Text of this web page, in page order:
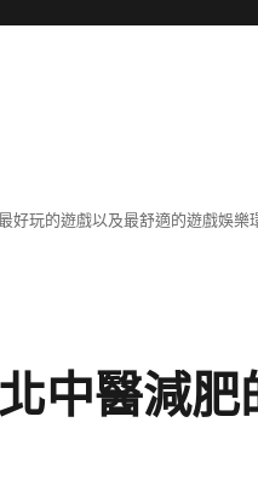
玩的遊戲以及最舒適的遊戲娛樂
中醫減肥